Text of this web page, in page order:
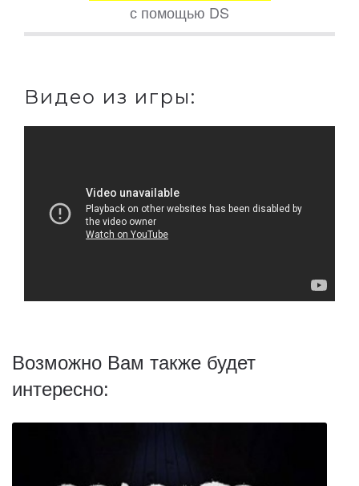
с помощью DS
Видео из игры:
Возможно Вам также будет
интересно: